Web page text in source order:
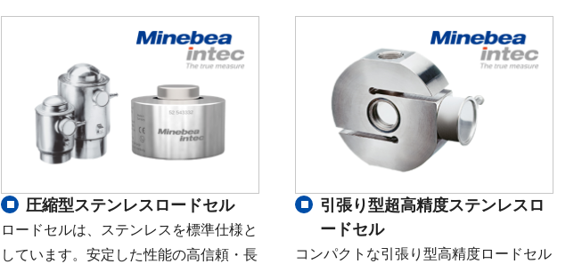
圧縮型ステンレスロードセル
ロードセルは、ステンレスを標準仕様と
しています。安定した性能の高信頼・長
引張り型超高精度ステンレスロ
ードセル
コンパクトな引張り型高精度ロードセル